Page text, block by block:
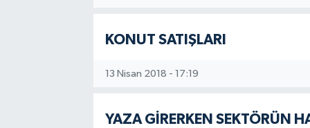
KONUT SATIŞLARI
13 Nisan 2018 - 17:19
YAZA GİRERKEN SEKTÖRÜN